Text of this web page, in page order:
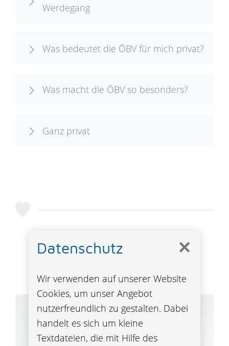
Werdegang
Was bedeutet die ÖBV für mich privat?
Was macht die ÖBV so besonders?
Ganz privat
Vorstand
✕
Datenschutz
Wir verwenden auf unserer Website
Cookies, um unser Angebot
nutzerfreundlich zu gestalten. Dabei
handelt es sich um kleine
Textdateien, die mit Hilfe des